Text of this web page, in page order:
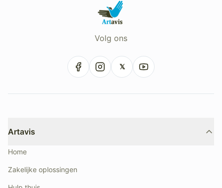
Volg ons
𝕏
Artavis
Home
Zakelijke oplossingen